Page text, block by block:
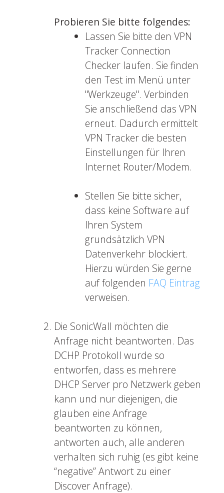
Probieren Sie bitte folgendes:
Lassen Sie bitte den VPN
Tracker Connection
Checker laufen. Sie finden
den Test im Menü unter
"Werkzeuge". Verbinden
Sie anschließend das VPN
erneut. Dadurch ermittelt
VPN Tracker die besten
Einstellungen für Ihren
Internet Router/Modem.
Stellen Sie bitte sicher,
dass keine Software auf
Ihren System
grundsätzlich VPN
Datenverkehr blockiert.
Hierzu würden Sie gerne
auf folgenden FAQ Eintrag
verweisen.
Die SonicWall möchten die
Anfrage nicht beantworten. Das
DCHP Protokoll wurde so
entworfen, dass es mehrere
DHCP Server pro Netzwerk geben
kann und nur diejenigen, die
glauben eine Anfrage
beantworten zu können,
antworten auch, alle anderen
verhalten sich ruhig (es gibt keine
“negative” Antwort zu einer
Discover Anfrage).